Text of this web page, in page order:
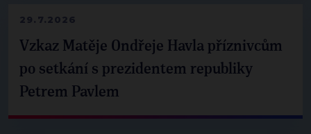
29.7.2026
Vzkaz Matěje Ondřeje Havla příznivcům
po setkání s prezidentem republiky
Petrem Pavlem